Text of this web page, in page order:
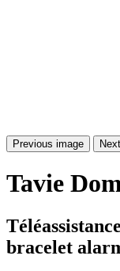
Previous image
Tavie
bracelet